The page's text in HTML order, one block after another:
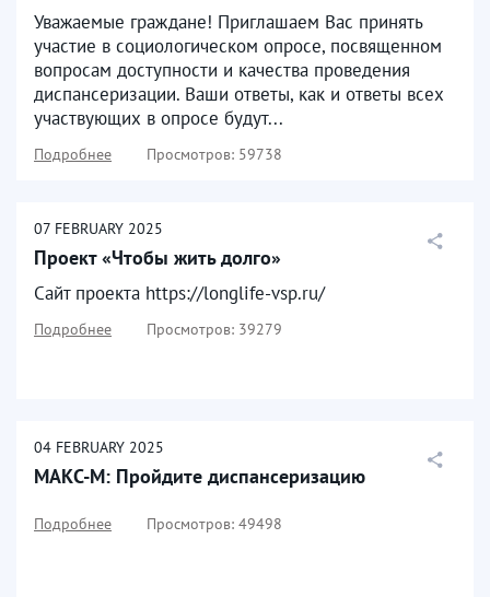
Уважаемые граждане! Приглашаем Вас принять
участие в социологическом опросе, посвященном
вопросам доступности и качества проведения
диспансеризации. Ваши ответы, как и ответы всех
участвующих в опросе будут...
Подробнее Просмотров: 59738
07 FEBRUARY 2025
Проект «Чтобы жить долго»
Сайт проекта https://longlife-vsp.ru/
Подробнее Просмотров: 39279
04 FEBRUARY 2025
МАКС-М: Пройдите диспансеризацию
Подробнее Просмотров: 49498